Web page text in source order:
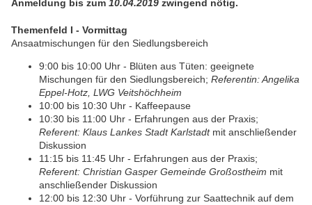
Anmeldung bis zum 10.04.2019 zwingend nötig.
Themenfeld I - Vormittag
Ansaatmischungen für den Siedlungsbereich
9:00 bis 10:00 Uhr - Blüten aus Tüten: geeignete
Mischungen für den Siedlungsbereich; Referentin: Angelika
Eppel-Hotz, LWG Veitshöchheim
10:00 bis 10:30 Uhr - Kaffeepause
10:30 bis 11:00 Uhr - Erfahrungen aus der Praxis;
Referent: Klaus Lankes Stadt Karlstadtmit anschließender
Diskussion
11:15 bis 11:45 Uhr - Erfahrungen aus der Praxis;
Referent: Christian Gasper Gemeinde Großostheim mit
anschließender Diskussion
12:00 bis 12:30 Uhr - Vorführung zur Saattechnik auf dem